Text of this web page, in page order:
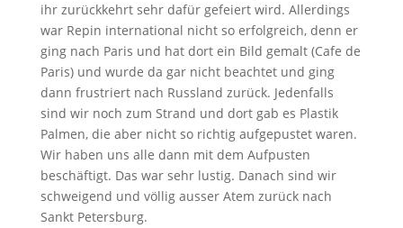
ihr zurückkehrt sehr dafür gefeiert wird. Allerdings
war Repin international nicht so erfolgreich, denn er
ging nach Paris und hat dort ein Bild gemalt (Cafe de
Paris) und wurde da gar nicht beachtet und ging
dann frustriert nach Russland zurück. Jedenfalls
sind wir noch zum Strand und dort gab es Plastik
Palmen, die aber nicht so richtig aufgepustet waren.
Wir haben uns alle dann mit dem Aufpusten
beschäftigt. Das war sehr lustig. Danach sind wir
schweigend und völlig ausser Atem zurück nach
Sankt Petersburg.